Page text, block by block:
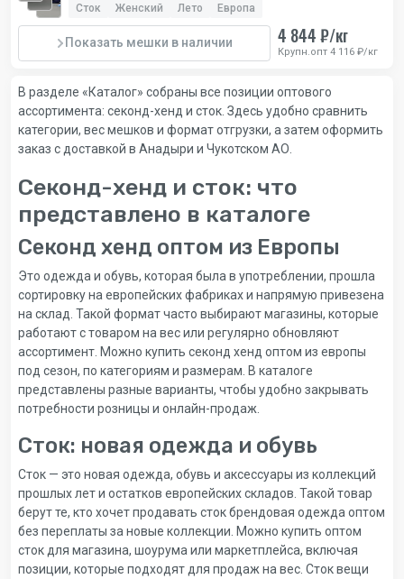
Сток Женский Лето Европа
Показать мешки в наличии 4 844 ₽/кг
Крупн.опт 4 116 ₽/кг
В разделе «Каталог» собраны все позиции оптового
ассортимента: секонд-хенд и сток. Здесь удобно сравнить
категории, вес мешков и формат отгрузки, а затем оформить
заказ с доставкой в Анадыри и Чукотском АО.
Секонд-хенд и сток: что
представлено в каталоге
Секонд хенд оптом из Европы
Это одежда и обувь, которая была в употреблении, прошла
сортировку на европейских фабриках и напрямую привезена
на склад. Такой формат часто выбирают магазины, которые
работают с товаром на вес или регулярно обновляют
ассортимент. Можно купить секонд хенд оптом из европы
под сезон, по категориям и размерам. В каталоге
представлены разные варианты, чтобы удобно закрывать
потребности розницы и онлайн-продаж.
Сток: новая одежда и обувь
Сток — это новая одежда, обувь и аксессуары из коллекций
прошлых лет и остатков европейских складов. Такой товар
берут те, кто хочет продавать сток брендовая одежда оптом
без переплаты за новые коллекции. Можно купить оптом
сток для магазина, шоурума или маркетплейса, включая
позиции, которые подходят для продаж на вес. Сток вещи